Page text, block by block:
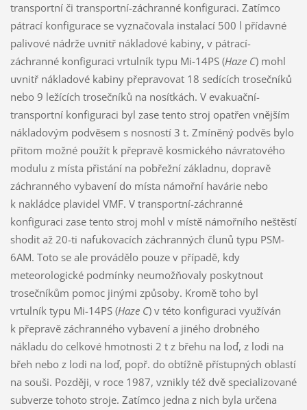
transportní či transportní-záchranné konfiguraci. Zatímco
pátrací konfigurace se vyznačovala instalací 500 l přídavné
palivové nádrže uvnitř nákladové kabiny, v pátrací-
záchranné konfiguraci vrtulník typu Mi-14PS (Haze C) mohl
uvnitř nákladové kabiny přepravovat 18 sedících trosečníků
nebo 9 ležících trosečníků na nosítkách. V evakuační-
transportní konfiguraci byl zase tento stroj opatřen vnějším
nákladovým podvěsem s nosností 3 t. Zmíněný podvěs bylo
přitom možné použít k přepravě kosmického návratového
modulu z místa přistání na pobřežní základnu, dopravě
záchranného vybavení do místa námořní havárie nebo
k nakládce plavidel VMF. V transportní-záchranné
konfiguraci zase tento stroj mohl v místě námořního neštěstí
shodit až 20-ti nafukovacích záchranných člunů typu PSM-
6AM. Toto se ale provádělo pouze v případě, kdy
meteorologické podmínky neumožňovaly poskytnout
trosečníkům pomoc jinými způsoby. Kromě toho byl
vrtulník typu Mi-14PS (Haze C) v této konfiguraci využíván
k přepravě záchranného vybavení a jiného drobného
nákladu do celkové hmotnosti 2 t z břehu na loď, z lodi na
břeh nebo z lodi na loď, popř. do obtížně přístupných oblastí
na souši. Později, v roce 1987, vznikly též dvě specializované
subverze tohoto stroje. Zatímco jedna z nich byla určena